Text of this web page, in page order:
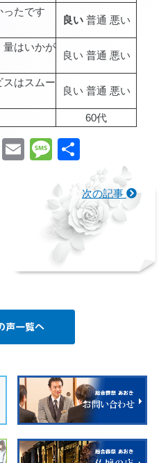
たです
良い普通 悪い
はいかが
良い 普通 悪い
はスムー
良い 普通 悪い
60代
Messenger
EmailMessage
有
次の記事
声一覧へ